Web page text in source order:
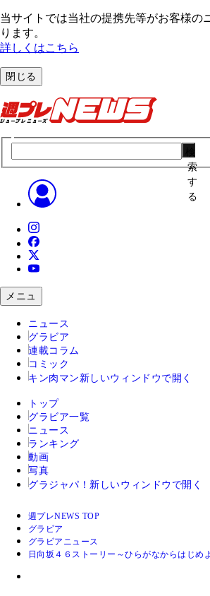
当サイトでは当社の提携先等がお客様の
ります。
詳しくはこちら
閉じる
索
す
る
メニュ
ニュース
グラビア
連載コラム
コミック
キン肉マン 新しいウィンドウで開く
トップ
グラビア一覧
ニュース
ランキング
動画
写真
グラジャパ！ 新しいウィンドウで開く
週プレNEWS TOP
グラビア
グラビアニュース
日向坂４６ストーリー～ひらがなからはじめ